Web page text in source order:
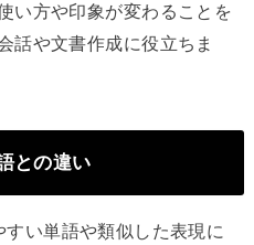
い方や印象が変わることを
話や文書作成に役立ちま
との違い
すい単語や類似した表現に